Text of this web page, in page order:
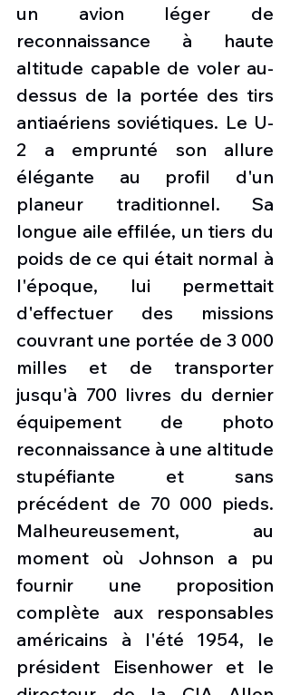
un avion léger de
reconnaissance à haute
altitude capable de voler au-
dessus de la portée des tirs
antiaériens soviétiques. Le U-
2 a emprunté son allure
élégante au profil d'un
planeur traditionnel. Sa
longue aile effilée, un tiers du
poids de ce qui était normal à
l'époque, lui permettait
d'effectuer des missions
couvrant une portée de 3 000
milles et de transporter
jusqu'à 700 livres du dernier
équipement de photo
reconnaissance à une altitude
stupéfiante et sans
précédent de 70 000 pieds.
Malheureusement, au
moment où Johnson a pu
fournir une proposition
complète aux responsables
américains à l'été 1954, le
président Eisenhower et le